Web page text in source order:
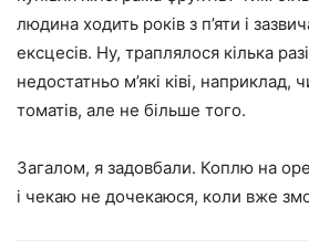
людина ходить років з п’яти і
ексцесів. Ну, траплялося кілька
недостатньо м’які ківі, наприклад,
томатів, але не більше того.
Загалом, я задовбали. Коплю на
і чекаю не дочекаюся, коли вже